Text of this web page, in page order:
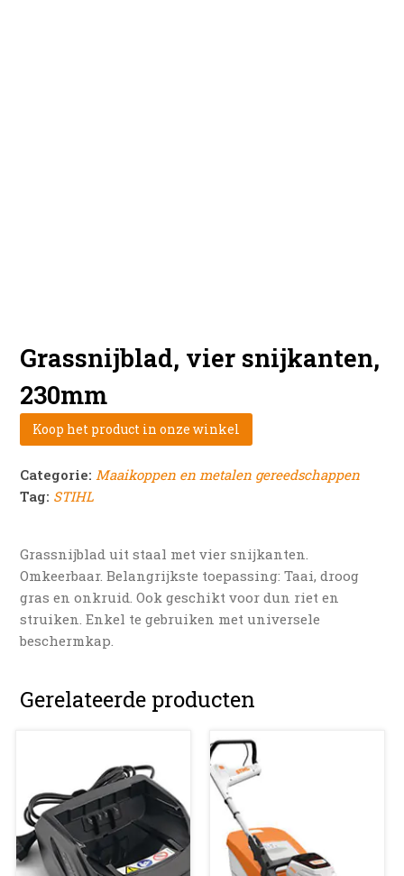
Grassnijblad, vier snijkanten,
230mm
Koop het product in onze winkel
Categorie:Maaikoppen en metalen gereedschappen
Tag: STIHL
Grassnijblad uit staal met vier snijkanten.
Omkeerbaar. Belangrijkste toepassing: Taai, droog
gras en onkruid. Ook geschikt voor dun riet en
struiken. Enkel te gebruiken met universele
beschermkap.
Gerelateerde producten